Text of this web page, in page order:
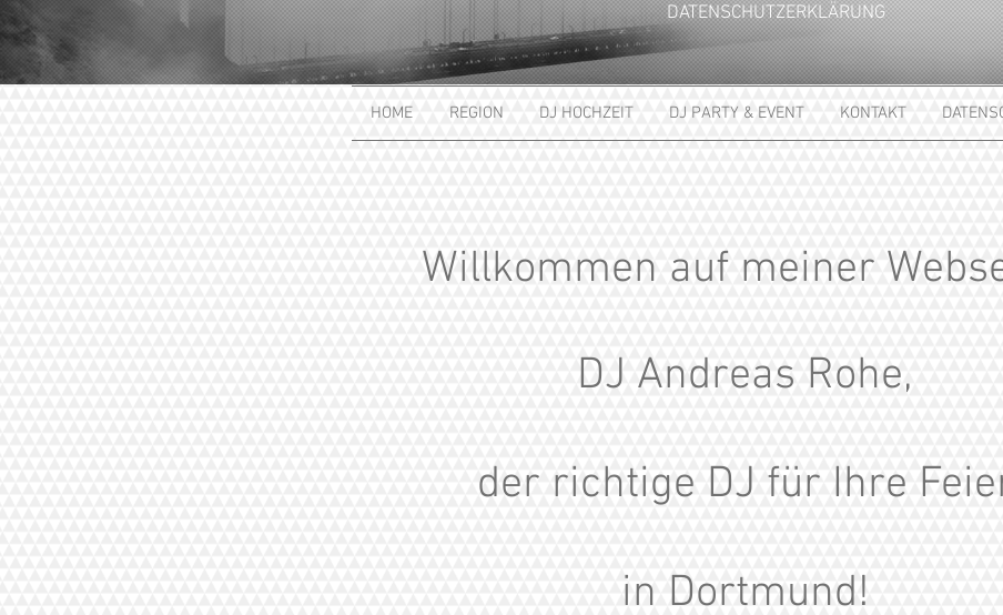
DATENSCHUTZERKLÄRUNG
HOME REGION DJ HOCHZEIT DJ PARTY & EVENT KONTAKT
Willkommen auf meiner
DJ Andreas Rohe,
der richtige DJ für Ihre
in Dortmund!